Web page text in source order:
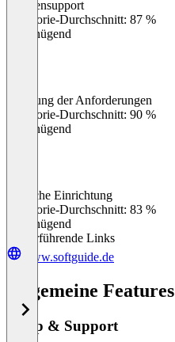
Kundensupport
Kategorie-Durchschnitt: 87 %
Ungenügend
Erfüllung der Anforderungen
Kategorie-Durchschnitt: 90 %
Ungenügend
Einfache Einrichtung
Kategorie-Durchschnitt: 83 %
Ungenügend
Weiterführende Links
www.softguide.de
Allgemeine Features
Setup & Support